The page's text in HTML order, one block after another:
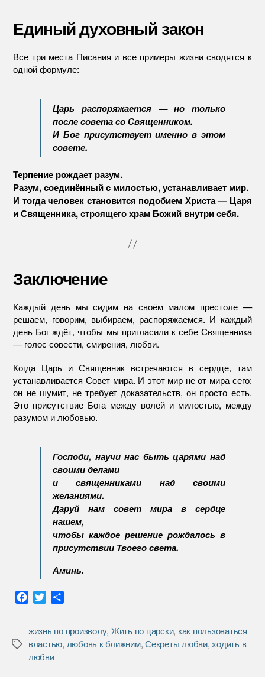
Единый духовный закон
Все три места Писания и все примеры жизни сводятся к
одной формуле:
Царь распоряжается — но только
после совета со Священником.
И Бог присутствует именно в этом
совете.
Терпение рождает разум.
Разум, соединённый с милостью, устанавливает мир.
И тогда человек становится подобием Христа — Царя
и Священника, строящего храм Божий внутри себя.
Заключение
Каждый день мы сидим на своём малом престоле —
решаем, говорим, выбираем, распоряжаемся. И каждый
день Бог ждёт, чтобы мы пригласили к себе Священника
— голос совести, смирения, любви.
Когда Царь и Священник встречаются в сердце, там
устанавливается Совет мира. И этот мир не от мира сего:
он не шумит, не требует доказательств, он просто есть.
Это присутствие Бога между волей и милостью, между
разумом и любовью.
Господи, научи нас быть царями над
своими делами
и священниками над своими
желаниями.
Даруй нам совет мира в сердце
нашем,
чтобы каждое решение рождалось в
присутствии Твоего света.
Аминь.
e
b
o
t
t
e
р
а
Метки
жизнь по произволу, Жить по царски, как пользоваться
властью, любовь к ближним,Секреты любви,ходить в
любви